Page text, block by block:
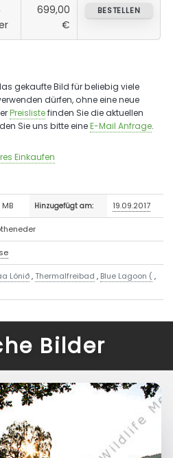
699,00
€
BESTELLEN
gekaufte Bild für beliebig viele
dürfen, ohne eine neue
Preislistefinden Sie die aktuellen
Sie uns bitte eineE-Mail Anfrage.
Einkaufen
Hinzugefügt am: 19.09.2017
Lónið,Thermalfreibad , Blue Lagoon ( ,
Bilder